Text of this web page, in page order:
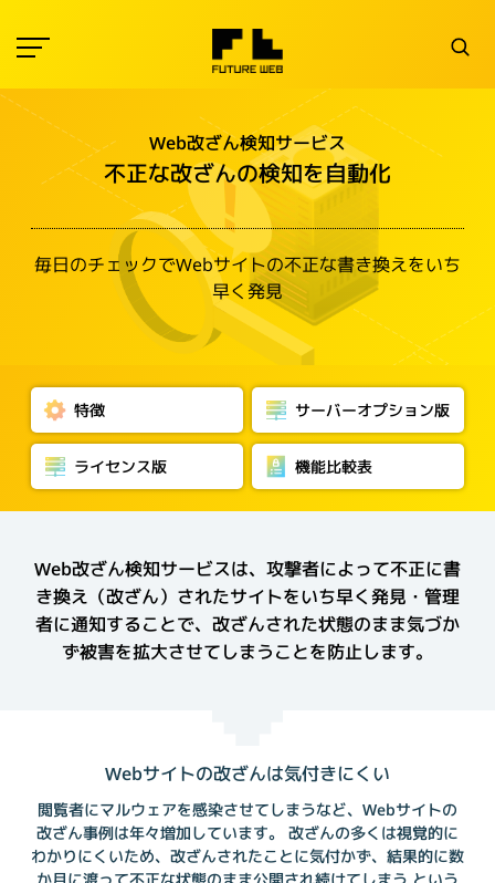
Web改ざん検知サービス
不正な改ざんの検知を自動化
毎日のチェックでWebサイトの不正な書き換えをいち
早く発見
特徴 サーバーオプション版
ライセンス版 機能比較表
Web改ざん検知サービスは、攻撃者によって不正に書
き換え（改ざん）されたサイトをいち早く発見・管理
者に通知することで、改ざんされた状態のまま気づか
ず被害を拡大させてしまうことを防止します。
Webサイトの改ざんは気付きにくい
閲覧者にマルウェアを感染させてしまうなど、Webサイトの
改ざん事例は年々増加しています。
改ざんの多くは視覚的に
わかりにくいため、改ざんされたことに気付かず、結果的に数